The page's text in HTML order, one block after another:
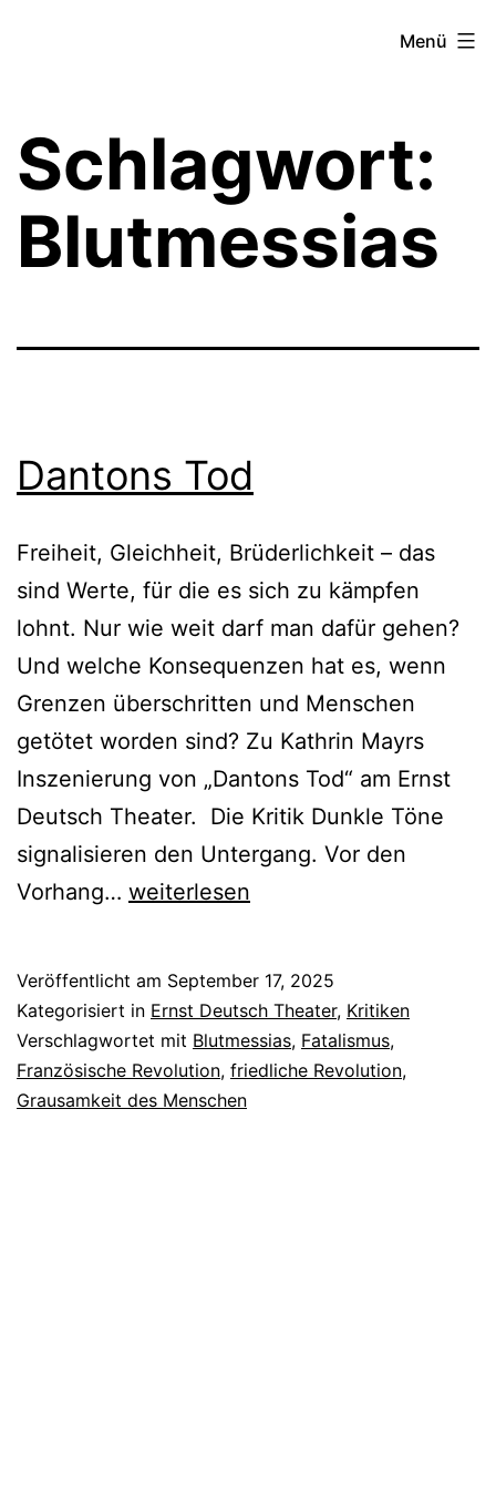
Menü
Schlagwort:
Blutmessias
Dantons Tod
Freiheit, Gleichheit, Brüderlichkeit – das
sind Werte, für die es sich zu kämpfen
lohnt. Nur wie weit darf man dafür gehen?
Und welche Konsequenzen hat es, wenn
Grenzen überschritten und Menschen
getötet worden sind? Zu Kathrin Mayrs
Inszenierung von „Dantons Tod“ am Ernst
Deutsch Theater. Die Kritik Dunkle Töne
signalisieren den Untergang. Vor den
Vorhang… Dantons
weiterlesen
Veröffentlicht am September 17, 2025
Kategorisiert in Ernst Deutsch Theater, Kritiken
Verschlagwortet mit Blutmessias, Fatalismus,
Französische Revolution, friedliche Revolution,
Grausamkeit des Menschen